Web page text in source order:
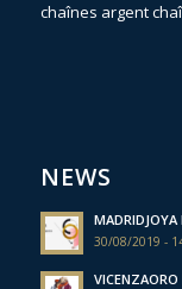
chaînes argent
NEWS
30/08/2019 -